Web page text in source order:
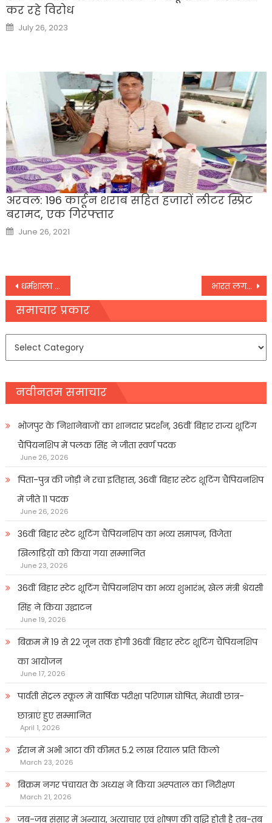
कर रहे विरोध
Posted
on
July 26, 2023
अरवल: 196 कार्टून शराब सहित हजारों लीटर स्प्रिट
बरामद, एक गिरफ्तार
Posted
on
June 26, 2021
Post
navigation
धर्मशाला में तिब्बती नववर्ष की धूम, निर्वासित लोगों ने मनाया ‘लोसार’ त्योहार भारत लगभग 338 करोड़ रुपये की कोरोना वैक्सीन का निर्यात कर चुका है, राज्यसभा में दी जानकारी
समाचार प्रकार
समाचार
नवीनतम समाचार
भोजपुर के निशानेबाजों का शानदार प्रदर्शन, 36वीं बिहार राज्य शूटिंग
चैंपियनशिप में पलक सिंह ने जीता स्वर्ण पदक
June 26, 2026
पिता-पुत्र की जोड़ी ने रचा इतिहास, 36वीं बिहार स्टेट शूटिंग चैंपियनशिप
में जीते 11 पदक
June 26, 2026
36वीं बिहार स्टेट शूटिंग चैंपियनशिप का भव्य समापन, विजेता
खिलाडिय़ों को किया गया सम्मानित
June 23, 2026
36वीं बिहार स्टेट शूटिंग चैंपियनशिप का भव्य शुभारंभ, खेल मंत्री श्रेयसी
सिंह ने किया उद्घाटन
June 19, 2026
बिक्रम में 19 से 22 जून तक होगी 36वीं बिहार स्टेट शूटिंग चैंपियनशिप
का आयोजन
June 17, 2026
पार्वती सेंट्रल स्कूल में वार्षिक परीक्षा परिणाम घोषित, मेधावी छात्र-
छात्राएं हुए सम्मानित
April 1, 2026
ईरान में अभी आटा की कीमत 5.2 लाख रियाल प्रति किलो
March 23, 2026
बिक्रम नगर पंचायत के अध्यक्ष ने किया अस्पताल का निरीक्षण
March 21, 2026
जब-जब संसार में अन्याय, अत्याचार एवं शोषण की वृद्धि होती है तब-तब